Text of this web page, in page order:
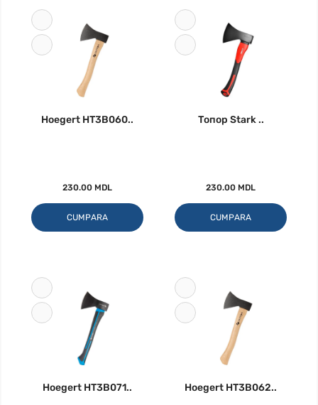
Hoegert HT3B060..
230.00 MDL
CUMPARA
Топор Stark ..
230.00 MDL
CUMPARA
Hoegert HT3B071.. Hoegert HT3B062..